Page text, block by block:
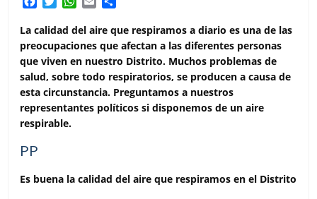
c
e
b
o
o
k
i
t
t
e
r
a
t
s
A
p
p
a
i
l
m
p
a
r
t
r
La calidad del aire que respiramos a diario es una de las
preocupaciones que afectan a las diferentes personas
que viven en nuestro Distrito. Muchos problemas de
salud, sobre todo respiratorios, se producen a causa de
esta circunstancia. Preguntamos a nuestros
representantes políticos si disponemos de un aire
respirable.
PP
Es buena la calidad del aire que respiramos en el Distrito